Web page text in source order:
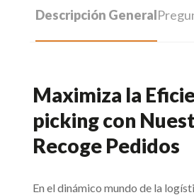
Descripción General
Maximiza la
picking con
Recoge Pedidos
En el dinámico mundo de la